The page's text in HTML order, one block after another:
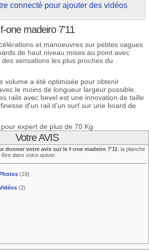
connecté pour ajouter des vidéos
one madeiro 7'11
et manoeuvres sur petites vagues
de haut niveau mises au point avec
sensations les plus proches du
volume a été optimisée pour obtenir
le moins de longueur largeur possible.
rails avec bevel est une innovation de taille
d'un rail d'un surf sur une board de
expert de plus de 70 Kg
Votre AVIS
donner votre avis sur le f-one madeiro 7'11: la planche
être dans votre quiver.
Photos (19)
(2)